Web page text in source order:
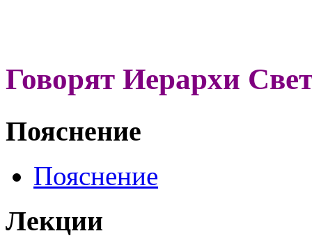
Говорят Иерархи
Пояснение
Пояснение
Лекции